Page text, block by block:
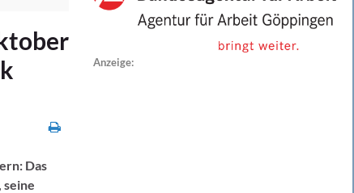
Das
seine
Anzeige: